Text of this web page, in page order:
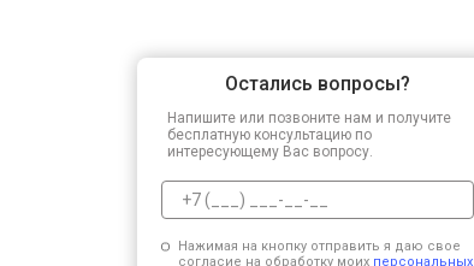
Остались вопросы?
Напишите или позвоните нам и получите
бесплатную консультацию по
интересующему Вас вопросу.
Нажимая на кнопку отправить я даю свое
согласие на обработку моих персональных